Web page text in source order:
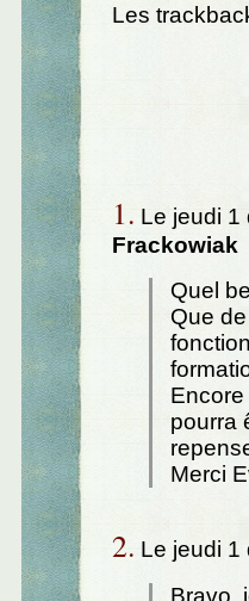
Les
1. Le jeudi
Frackowiak
Quel
Que
pourra
Merci
2. Le jeudi
Bravo,